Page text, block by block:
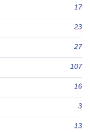
17
23
27
107
16
3
13